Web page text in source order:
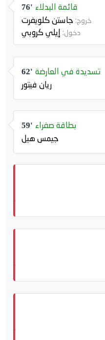
76' قائمة البدلاء
خروج: جاستن كلويفرت
دخول: إيلي كروبي
62' تسديدة في العارضة
ريان فيتور
59' بطاقة صفراء
جيمس هيل